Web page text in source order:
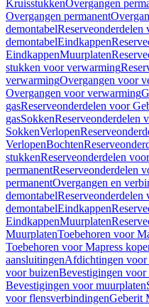
KruisstukkenOvergangen
Overgangen permanent
demontabelReserveonderdelen
demontabelEindkappen
EindkappenMuurplaten
stukken voor verwarming
verwarmingOvergangen voor
Overgangen voor verwarming
gasReserveonderdelen voor
gasSokkenReserveonderdelen
SokkenVerlopen
VerlopenBochten
stukkenReserveonderdelen
permanentReserveonderdelen
permanentOvergangen en
demontabelReserveonderdelen
demontabelEindkappen
EindkappenMuurplaten
MuurplatenToebehoren voor
Toebehoren voor Mapress
aansluitingenAfdichtingen voor
voor buizenBevestigingen voor
Bevestigingen voor muurplaten
voor flensverbindingenGeberit